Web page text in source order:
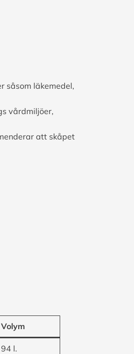
såsom läkemedel,
vårdmiljöer,
att skåpet
Volym
94 l.